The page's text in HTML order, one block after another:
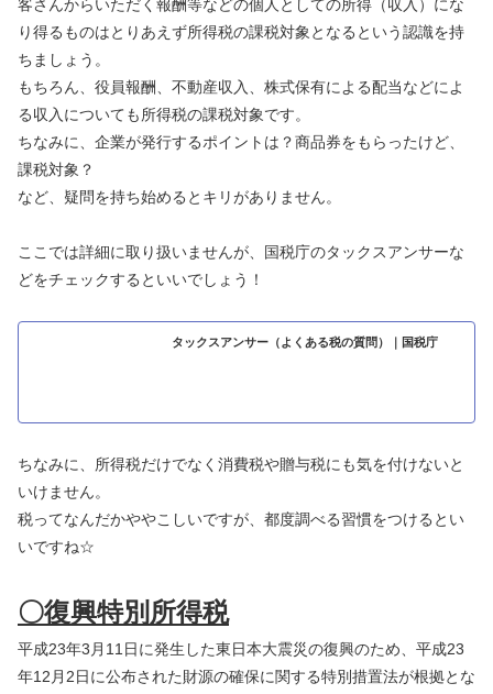
客さんからいただく報酬等などの個人としての所得（収入）にな
り得るものはとりあえず所得税の課税対象となるという認識を持
ちましょう。
もちろん、役員報酬、不動産収入、株式保有による配当などによ
る収入についても所得税の課税対象です。
ちなみに、企業が発行するポイントは？商品券をもらったけど、
課税対象？
など、疑問を持ち始めるとキリがありません。
ここでは詳細に取り扱いませんが、国税庁のタックスアンサーな
どをチェックするといいでしょう！
タックスアンサー（よくある税の質問）｜国税庁
ちなみに、所得税だけでなく消費税や贈与税にも気を付けないと
いけません。
税ってなんだかややこしいですが、都度調べる習慣をつけるとい
いですね☆
〇復興特別所得税
平成23年3月11日に発生した東日本大震災の復興のため、平成23
年12月2日に公布された財源の確保に関する特別措置法が根拠とな